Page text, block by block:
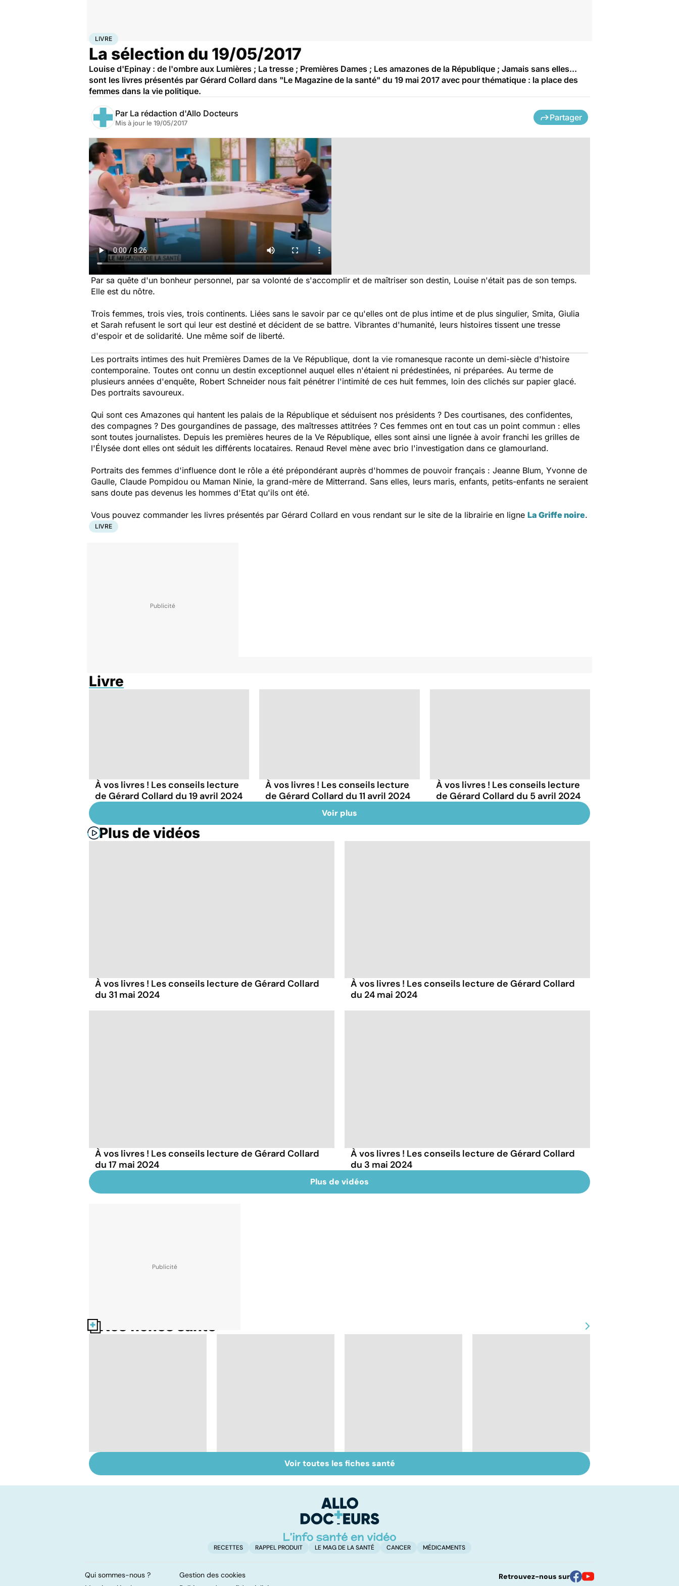
AccueilSanté
LIVRE
La sélection du 19/05/2017
Louise d'Epinay : de l'ombre aux Lumières ; La tresse ; Premières Dames ; Les amazones de la République ; Jamais sans elles...
sont les livres présentés par Gérard Collard dans "Le Magazine de la santé" du 19 mai 2017 avec pour thématique : la place des
femmes dans la vie politique.
Par La rédaction d'Allo Docteurs
Mis à jour le 19/05/2017
Partager
Par sa quête d'un bonheur personnel, par sa volonté de s'accomplir et de maîtriser son destin, Louise n'était pas de son temps.
Elle est du nôtre.
Trois femmes, trois vies, trois continents. Liées sans le savoir par ce qu'elles ont de plus intime et de plus singulier, Smita, Giulia
et Sarah refusent le sort qui leur est destiné et décident de se battre. Vibrantes d'humanité, leurs histoires tissent une tresse
d'espoir et de solidarité. Une même soif de liberté.
Les portraits intimes des huit Premières Dames de la Ve République, dont la vie romanesque raconte un demi-siècle d'histoire
contemporaine. Toutes ont connu un destin exceptionnel auquel elles n'étaient ni prédestinées, ni préparées. Au terme de
plusieurs années d'enquête, Robert Schneider nous fait pénétrer l'intimité de ces huit femmes, loin des clichés sur papier glacé.
Des portraits savoureux.
Qui sont ces Amazones qui hantent les palais de la République et séduisent nos présidents ? Des courtisanes, des confidentes,
des compagnes ? Des gourgandines de passage, des maîtresses attitrées ? Ces femmes ont en tout cas un point commun : elles
sont toutes journalistes. Depuis les premières heures de la Ve République, elles sont ainsi une lignée à avoir franchi les grilles de
l'Élysée dont elles ont séduit les différents locataires. Renaud Revel mène avec brio l'investigation dans ce glamourland.
Portraits des femmes d'influence dont le rôle a été prépondérant auprès d'hommes de pouvoir français : Jeanne Blum, Yvonne de
Gaulle, Claude Pompidou ou Maman Ninie, la grand-mère de Mitterrand. Sans elles, leurs maris, enfants, petits-enfants ne seraient
sans doute pas devenus les hommes d'Etat qu'ils ont été.
Vous pouvez commander les livres présentés par Gérard Collard en vous rendant sur le site de la librairie en ligne La Griffe noire.
LIVRE
Livre
À vos livres ! Les conseils lecture
de Gérard Collard du 19 avril 2024
À vos livres ! Les conseils lecture
de Gérard Collard du 11 avril 2024
À vos livres ! Les conseils lecture
de Gérard Collard du 5 avril 2024
Voir plus
Plus de vidéos
À vos livres ! Les conseils lecture de Gérard Collard
du 31 mai 2024
À vos livres ! Les conseils lecture de Gérard Collard
du 24 mai 2024
À vos livres ! Les conseils lecture de Gérard Collard
du 17 mai 2024
À vos livres ! Les conseils lecture de Gérard Collard
du 3 mai 2024
Plus de vidéos
Nos fiches santé
infections
Inflammation des
amygdales : que faire
Suicide : prévenir le
passage à l'acte
complexe
Voir toutes les fiches santé
RECETTES RAPPEL PRODUIT LE MAG DE LA SANTÉ CANCER MÉDICAMENTS
Qui sommes-nous ?
Gestion des cookies
Retrouvez-nous sur